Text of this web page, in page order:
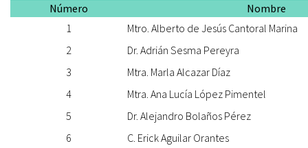
Número
Nombre
1
Mtro. Alberto de Jesús Cantoral Marina
2
Dr. Adrián Sesma Pereyra
3
Mtra. Marla Alcazar Díaz
4
Mtra. Ana Lucía López Pimentel
5
Dr. Alejandro Bolaños Pérez
6
C. Erick Aguilar Orantes